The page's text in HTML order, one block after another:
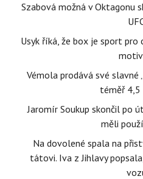
Szabová možná v Oktagonu
Usyk říká, že box je sport pro
Vémola prodává své slavné
téměř 4,5
Jaromír Soukup skončil po
měli
Na dovolené spala na
tátovi. Iva z Jihlavy